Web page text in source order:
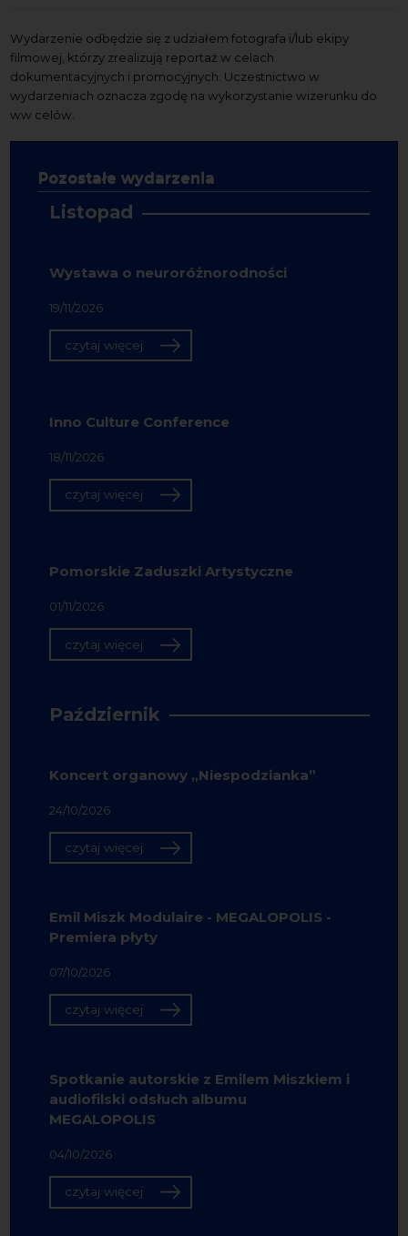
Wydarzenie odbędzie się z udziałem fotografa i/lub ekipy
filmowej, którzy zrealizują reportaż w celach
dokumentacyjnych i promocyjnych. Uczestnictwo w
wydarzeniach oznacza zgodę na wykorzystanie wizerunku do
ww celów.
Pozostałe wydarzenia
Listopad
Wystawa o neuroróżnorodności
19/11/2026
czytaj więcej
Inno Culture Conference
18/11/2026
czytaj więcej
Pomorskie Zaduszki Artystyczne
01/11/2026
czytaj więcej
Październik
Koncert organowy „Niespodzianka”
24/10/2026
czytaj więcej
Emil Miszk Modulaire - MEGALOPOLIS -
Premiera płyty
07/10/2026
czytaj więcej
Spotkanie autorskie z Emilem Miszkiem i
audiofilski odsłuch albumu
MEGALOPOLIS
04/10/2026
czytaj więcej